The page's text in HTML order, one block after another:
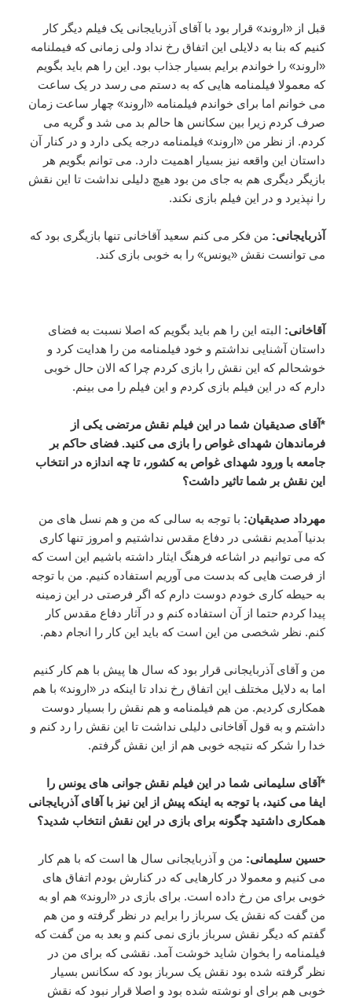
قبل از «اروند» قرار بود با آقای آذربایجانی یک فیلم دیگر کار
کنیم که بنا به دلایلی این اتفاق رخ نداد ولی زمانی که فیملنامه
«اروند» را خواندم برایم بسیار جذاب بود. این را هم باید بگویم
که معمولا فیلمنامه هایی که به دستم می رسد در یک ساعت
می خوانم اما برای خواندم فیلمنامه «اروند» چهار ساعت زمان
صرف کردم زیرا بین سکانس ها حالم بد می شد و گریه می
کردم. از نظر من «اروند» فیلمنامه درجه یکی دارد و در کنار آن
داستان این واقعه نیز بسیار اهمیت دارد. می توانم بگویم هر
بازیگر دیگری هم به جای من بود هیچ دلیلی نداشت تا این نقش
را نپذیرد و در این فیلم بازی نکند.
آذربایجانی: من فکر می کنم سعید آقاخانی تنها بازیگری بود که
می توانست نقش «یونس» را به خوبی بازی کند.
آقاخانی: البته این را هم باید بگویم که اصلا نسبت به فضای
داستان آشنایی نداشتم و خود فیلمنامه من را هدایت کرد و
خوشحالم که این نقش را بازی کردم چرا که الان حال خوبی
دارم که در این فیلم بازی کردم و این فیلم را می بینم.
*آقای صدیقیان شما در این فیلم نقش مرتضی یکی از
فرماندهان شهدای غواص را بازی می کنید. فضای حاکم بر
جامعه با ورود شهدای غواص به کشور، تا چه اندازه در انتخاب
این نقش بر شما تاثیر داشت؟
مهرداد صدیقیان: با توجه به سالی که من و هم نسل های من
بدنیا آمدیم نقشی در دفاع مقدس نداشتیم و امروز تنها کاری
که می توانیم در اشاعه فرهنگ ایثار داشته باشیم این است که
از فرصت هایی که بدست می آوریم استفاده کنیم. من با توجه
به حیطه کاری خودم دوست دارم که اگر فرصتی در این زمینه
پیدا کردم حتما از آن استفاده کنم و در آثار دفاع مقدس کار
کنم. نظر شخصی من این است که باید این کار را انجام دهم.
من و آقای آذربایجانی قرار بود که سال ها پیش با هم کار کنیم
اما به دلایل مختلف این اتفاق رخ نداد تا اینکه در «اروند» با هم
همکاری کردیم. من هم فیلمنامه و هم نقش را بسیار دوست
داشتم و به قول آقاخانی دلیلی نداشت تا این نقش را رد کنم و
خدا را شکر که نتیجه خوبی هم از این نقش گرفتم.
*آقای سلیمانی شما در این فیلم نقش جوانی های یونس را
ایفا می کنید، با توجه به اینکه پیش از این نیز با آقای آذربایجانی
همکاری داشتید چگونه برای بازی در این نقش انتخاب شدید؟
حسین سلیمانی: من و آذربایجانی سال ها است که با هم کار
می کنیم و معمولا در کارهایی که در کنارش بودم اتفاق های
خوبی برای من رخ داده است. برای بازی در «اروند» هم او به
من گفت که نقش یک سرباز را برایم در نظر گرفته و من هم
گفتم که دیگر نقش سرباز بازی نمی کنم و بعد به من گفت که
فیلمنامه را بخوان شاید خوشت آمد. نقشی که برای من در
نظر گرفته شده بود نقش یک سرباز بود که سکانس بسیار
خوبی هم برای او نوشته شده بود و اصلا قرار نبود که نقش